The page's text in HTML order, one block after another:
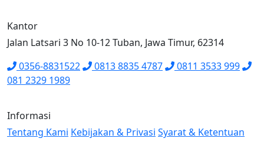
Kantor
Jalan Latsari 3 No 10-12 Tuban, Jawa Timur, 62314
0356-8831522
0813 8835 4787
0811 3533 999
081 2329 1989
Informasi
Tentang Kami Kebijakan & Privasi Syarat & Ketentuan